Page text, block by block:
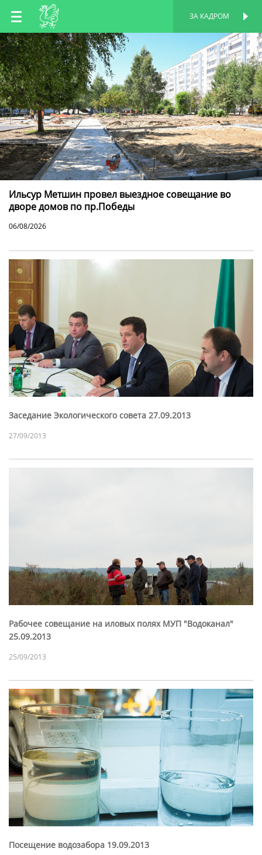
RU
EN
TT
ЗА КАДРОМ
Ильсур Метшин провел выездное совещание во
дворе домов по пр.Победы
06/08/2026
Заседание Экологического совета 27.09.2013
27/09/2013
Рабочее совещание на иловых полях МУП "Водоканал"
25.09.2013
25/09/2013
Посещение водозабора 19.09.2013
ПЕРСОНАЛЬНАЯ
СТРАНИЦА